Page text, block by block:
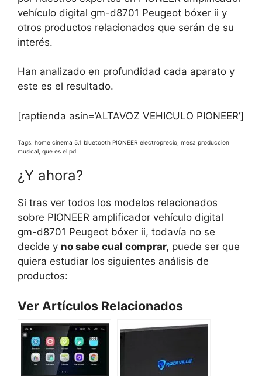
vehículo digital gm-d8701 Peugeot bóxer ii y
otros productos relacionados que serán de su
interés.
Han analizado en profundidad cada aparato y
este es el resultado.
[raptienda asin=’ALTAVOZ VEHICULO PIONEER’]
Tags: home cinema 5.1 bluetooth PIONEER electroprecio, mesa produccion
musical, que es el pd
¿Y ahora?
Si tras ver todos los modelos relacionados
sobre PIONEER amplificador vehículo digital
gm-d8701 Peugeot bóxer ii, todavía no se
decide y no sabe cual comprar, puede ser que
quiera estudiar los siguientes análisis de
productos:
Ver Artículos Relacionados